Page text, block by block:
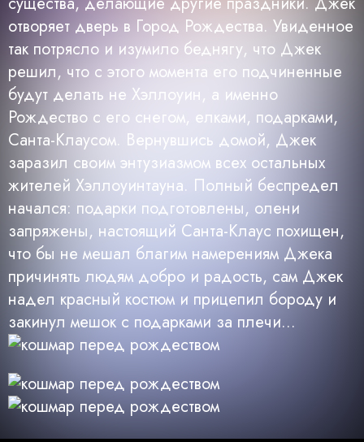
отворяет дверь в Город Рождества. Увиденное
так потрясло и изумило беднягу, что Джек
решил, что с этого момента его подчиненные
будут делать не Хэллоуин, а именно
Рождество с его снегом, елками, подарками,
Санта-Клаусом. Вернувшись домой, Джек
заразил своим энтузиазмом всех остальных
жителей Хэллоуинтауна. Полный беспредел
начался: подарки подготовлены, олени
запряжены, настоящий Санта-Клаус похищен,
что бы не мешал благим намерениям Джека
причинять людям добро и радость, сам Джек
надел красный костюм и прицепил бороду и
закинул мешок с подарками за плечи...